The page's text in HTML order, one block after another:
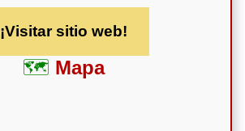
¡Visitar sitio web!
Mapa